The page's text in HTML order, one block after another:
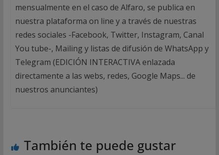
mensualmente en el caso de Alfaro, se publica en
nuestra plataforma on line y a través de nuestras
redes sociales -Facebook, Twitter, Instagram, Canal
You tube-, Mailing y listas de difusión de WhatsApp y
Telegram (EDICIÓN INTERACTIVA enlazada
directamente a las webs, redes, Google Maps... de
nuestros anunciantes)
También te puede gustar